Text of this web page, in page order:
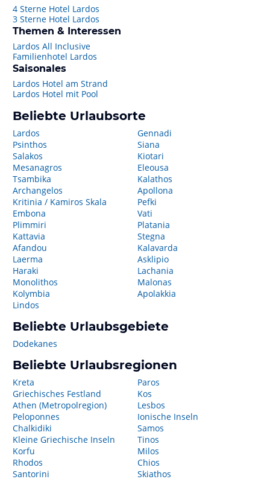
4 Sterne Hotel Lardos
3 Sterne Hotel Lardos
Themen & Interessen
Lardos All Inclusive
Familienhotel Lardos
Saisonales
Lardos Hotel am Strand
Lardos Hotel mit Pool
Beliebte Urlaubsorte
Lardos
Psinthos
Salakos
Mesanagros
Tsambika
Archangelos
Kritinia / Kamiros Skala
Embona
Plimmiri
Kattavia
Afandou
Laerma
Haraki
Monolithos
Kolymbia
Lindos
Gennadi
Siana
Kiotari
Eleousa
Kalathos
Apollona
Pefki
Vati
Platania
Stegna
Kalavarda
Asklipio
Lachania
Malonas
Apolakkia
Beliebte Urlaubsgebiete
Dodekanes
Beliebte Urlaubsregionen
Kreta
Griechisches Festland
Athen (Metropolregion)
Peloponnes
Chalkidiki
Kleine Griechische Inseln
Korfu
Rhodos
Santorini
Paros
Kos
Lesbos
Ionische Inseln
Samos
Tinos
Milos
Chios
Skiathos